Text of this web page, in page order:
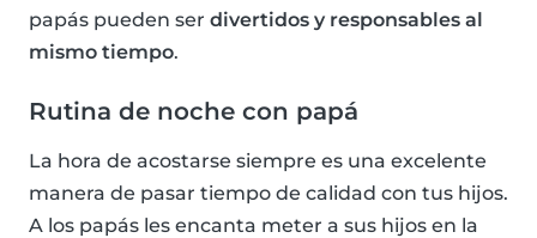
papás pueden ser divertidos y responsables al
mismo tiempo.
Rutina de noche con papá
La hora de acostarse siempre es una excelente
manera de pasar tiempo de calidad con tus hijos.
A los papás les encanta meter a sus hijos en la